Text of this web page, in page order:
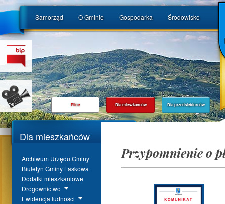
Samorząd O Gminie Gospodarka Środowisko
Pilne Dla mieszkańców Dla przedsiębiorców
Dla mieszkańców
Archiwum Urzędu Gminy
Biuletyn Gminy Laskowa
Dodatki mieszkaniowe
Drogownictwo
Ewidencja ludności
Przypomnienie o